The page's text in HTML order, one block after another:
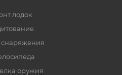
лодок
оружия